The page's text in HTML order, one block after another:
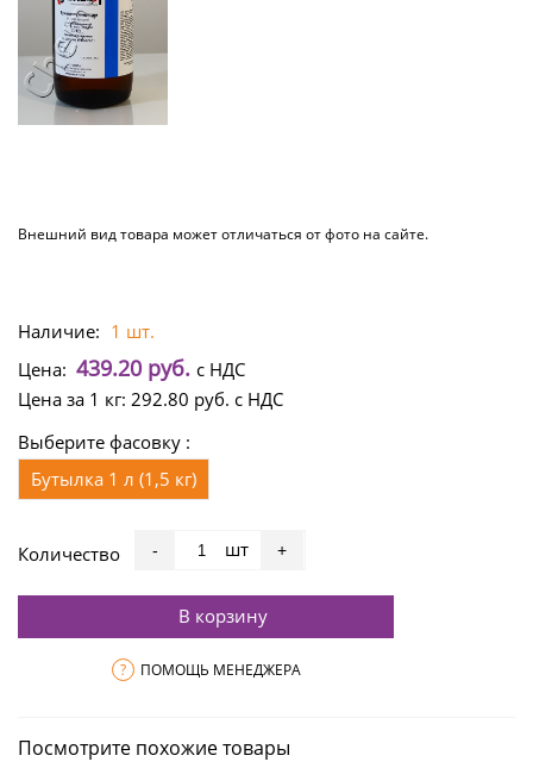
Внешний вид товара может отличаться от фото на сайте.
Наличие: 1 шт.
Цена: 439.20 руб. с НДС
Цена за 1 кг: 292.80 руб. с НДС
Выберите фасовку :
Бутылка 1 л (1,5 кг)
Количество - шт +
В корзину
? ПОМОЩЬ МЕНЕДЖЕРА
Посмотрите похожие товары